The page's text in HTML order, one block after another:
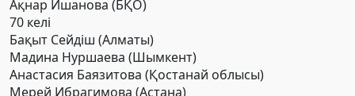
Ақнар Ишанова (БҚО)
70 келі
Бақыт Сейдіш (Алматы)
Мадина Нуршаева (Шымкент)
Анастасия Баязитова (Қостанай облысы)
Мерей Ибрагимова (Астана)